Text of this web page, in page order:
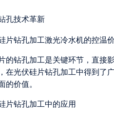
孔技术革新
的钻孔加工是关键环节，直接
在光伏硅片钻孔加工中得到了
的价值。
片钻孔加工中的应用